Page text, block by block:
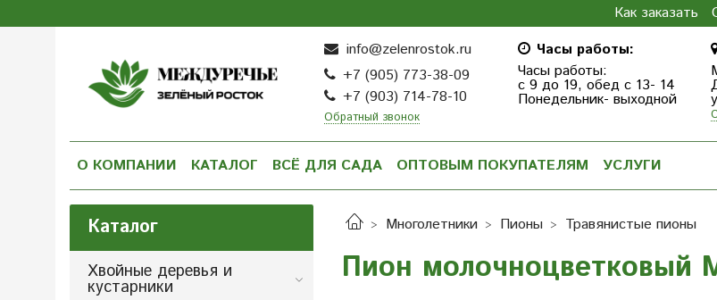
Как заказать
info@zelenrostok.ru
+7 (905) 773-38-09
+7 (903) 714-78-10
Обратный звонок
Часы работы:
Часы работы:
с 9 до 19, обед с 13- 14
Понедельник- выходной
О КОМПАНИИ КАТАЛОГ ВСЁ ДЛЯ САДА ОПТОВЫМ ПОКУПАТЕЛЯМ УСЛУГИ
Многолетники Пионы Травянистые пионы
Пион молочноцветковый
Каталог
Хвойные деревья и
кустарники